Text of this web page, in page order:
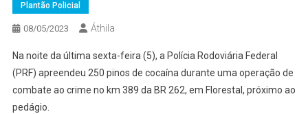
Plantão Policial
08/05/2023 Áthila
Na noite da última sexta-feira (5), a Polícia Rodoviária Federal
(PRF) apreendeu 250 pinos de cocaína durante uma operação de
combate ao crime no km 389 da BR 262, em Florestal, próximo ao
pedágio.